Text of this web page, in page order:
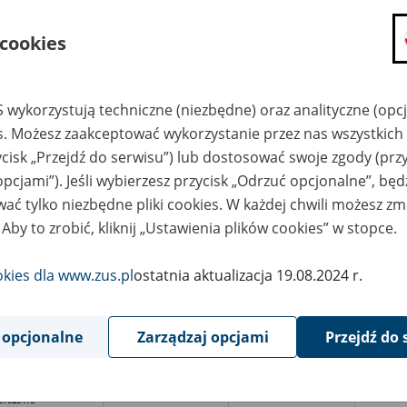
pracy
Daty
Planowania
/ostatnia
ul.
11/
Biuro Dyrektora
Generalnego
Małopolskiego
Wojewódzkiego w
Basztowa 22, 31–156
Kraków
Pełnomocnika
Rolnictwa i
Ministerstwo
Rolnictwa i
ul.Wspólna 30 00-930
Projektowo-
Archiwum Państwowe
m. st. Warszawy
472/I 1957-
wykorzystują techniczne (niezbędne) oraz analityczne
Możesz zaakceptować wykorzystanie przez nas
„Przejdź do serwisu”) lub dostosować swoje zgody
Jeśli wybierzesz przycisk „Odrzuć opcjonalne”,
tylko niezbędne pliki cookies. W każdej chwili możesz
to zrobić, kliknij „Ustawienia plików cookies” w stopce.
dla www.zus.plostatnia aktualizacja 19.08.2024 r.
Zarządzaj opcjami Przejdź do